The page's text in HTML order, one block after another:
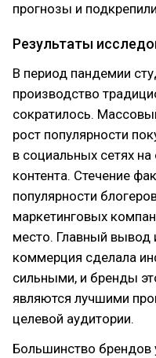
прогнозы и
Результаты
В период пандемии
производство
сократилось.
рост популярности
в социальных сетях
контента. Стечение
популярности
маркетинговых
место. Главный вывод
коммерция сделала
сильными, и бренды
являются лучшими
целевой аудитории.
Большинство